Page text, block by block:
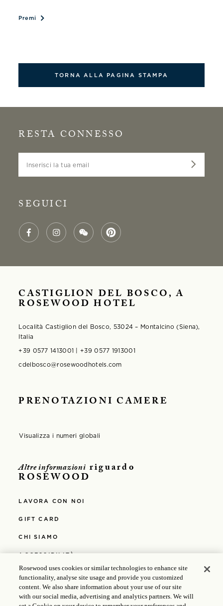
Premi
TORNA ALLA PAGINA STAMPA
RESTA CONNESSO
SEGUICI
Altre informazioni riguardo
ROSEWOOD
LAVORA CON NOI
GIFT CARD
CHI SIAMO
ACCESSIBILITÀ
MEDIA
CASTIGLION DEL BOSCO, A
ROSEWOOD HOTEL
Località Castiglion del Bosco, 53024 – Montalcino (Siena),
Italia
+39 0577 1413001 | +39 0577 1913001
cdelbosco@rosewoodhotels.com
PRENOTAZIONI CAMERE
Visualizza i numeri globali
Rosewood uses cookies or similar technologies to enhance site
functionality, analyse site usage and provide you customized
content. We also share information about your use of our site
with our social media, advertising and analytics partners. We will